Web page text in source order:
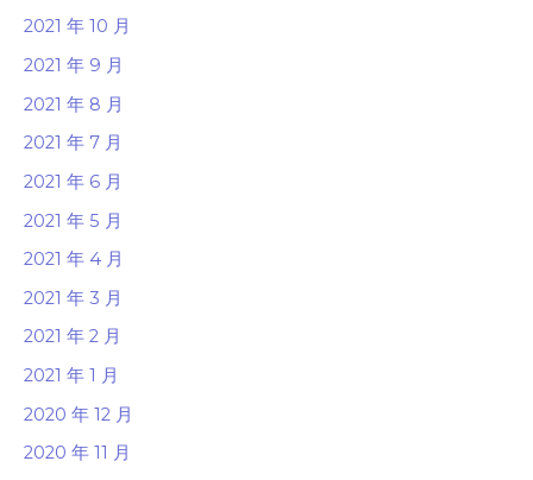
2021 年 10 月
2021 年 9 月
2021 年 8 月
2021 年 7 月
2021 年 6 月
2021 年 5 月
2021 年 4 月
2021 年 3 月
2021 年 2 月
2021 年 1 月
2020 年 12 月
2020 年 11 月